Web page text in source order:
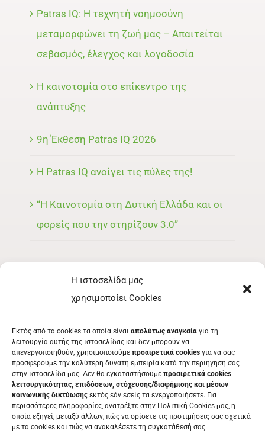
Η ιστοσελίδα μας
χρησιμοποίει Cookies
Εκτός από τα cookies τα οποία είναι απολύτως αναγκαία για τη
λειτουργία αυτής της ιστοσελίδας και δεν μπορούν να
απενεργοποιηθούν, χρησιμοποιούμε προαιρετικά cookies για να σας
προσφέρουμε την καλύτερη δυνατή εμπειρία κατά την περιήγησή σας
στην ιστοσελίδα μας. Δεν θα εγκαταστήσουμε προαιρετικά cookies
λειτουργικότητας, επιδόσεων, στόχευσης/διαφήμισης και μέσων
κοινωνικής δικτύωσης εκτός εάν εσείς τα ενεργοποιήσετε. Για
περισσότερες πληροφορίες, ανατρέξτε στην Πολιτική Cookies μας, η
οποία εξηγεί, μεταξύ άλλων, πώς να ορίσετε τις προτιμήσεις σας σχετικά
με τα cookies και πώς να ανακαλέσετε τη συγκατάθεσή σας.
Patras IQ: Η τεχνητή νοημοσύνη
μεταμορφώνει τη ζωή μας – Απαιτείται
σεβασμός, έλεγχος και λογοδοσία
Η καινοτομία στο επίκεντρο της
ανάπτυξης
9η Έκθεση Patras IQ 2026
Η Patras IQ ανοίγει τις πύλες της!
“Η Καινοτομία στη Δυτική Ελλάδα και οι
φορείς που την στηρίζουν 3.0”
ΕΘΕΛΟΝΤΉΣ
ΤΑ ΝΈΑ ΜΑΣ
ΕΠΙΚΟΙΝΩΝΊΑ
ΕΚΔΗΛΩΣΕΙΣ